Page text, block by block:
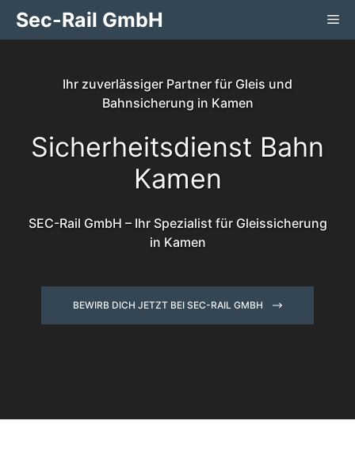
Zum
InhaltSec-Rail GmbH
Ihr zuverlässiger Partner für Gleis und
Bahnsicherung in Kamen
Sicherheitsdienst Bahn
Kamen
SEC-Rail GmbH – Ihr Spezialist für Gleissicherung
in Kamen
BEWIRB DICH JETZT BEI SEC-RAIL GMBH